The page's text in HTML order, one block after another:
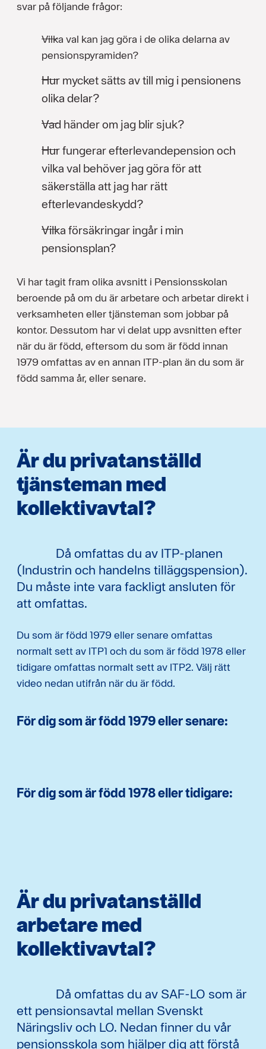
svar på följande frågor:
Vilka val kan jag göra i de olika delarna av
pensionspyramiden?
Hur mycket sätts av till mig i pensionens
olika delar?
Vad händer om jag blir sjuk?
Hur fungerar efterlevandepension och
vilka val behöver jag göra för att
säkerställa att jag har rätt
efterlevandeskydd?
Vilka försäkringar ingår i min
pensionsplan?
Vi har tagit fram olika avsnitt i Pensionsskolan
beroende på om du är arbetare och arbetar direkt i
verksamheten eller tjänsteman som jobbar på
kontor. Dessutom har vi delat upp avsnitten efter
när du är född, eftersom du som är född innan
1979 omfattas av en annan ITP-plan än du som är
född samma år, eller senare.
Är du privatanställd
tjänsteman med
kollektivavtal?
Då omfattas du av ITP-planen
(Industrin och handelns tilläggspension).
Du måste inte vara fackligt ansluten för
att omfattas.
Du som är född 1979 eller senare omfattas
normalt sett av ITP1 och du som är född 1978 eller
tidigare omfattas normalt sett av ITP2. Välj rätt
video nedan utifrån när du är född.
För dig som är född 1979 eller senare:
För dig som är född 1978 eller tidigare:
Är du privatanställd
arbetare med
kollektivavtal?
Då omfattas du av SAF-LO som är
ett pensionsavtal mellan Svenskt
Näringsliv och LO. Nedan finner du vår
pensionsskola som hjälper dig att förstå